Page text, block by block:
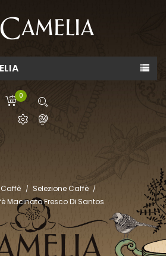
0
Caffè
Selezione Caffè
Macinato Fresco Di Santos